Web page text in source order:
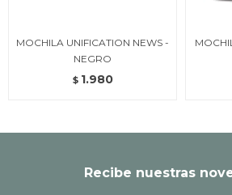
MOCHILA UNIFICATION NEWS -
NEGRO
$ 1.980
Recibe nuestras